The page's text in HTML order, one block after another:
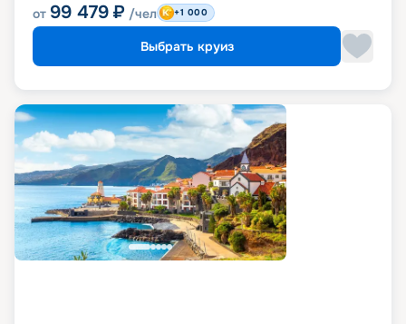
от 99 479 ₽ /чел +1 000
Выбрать круиз